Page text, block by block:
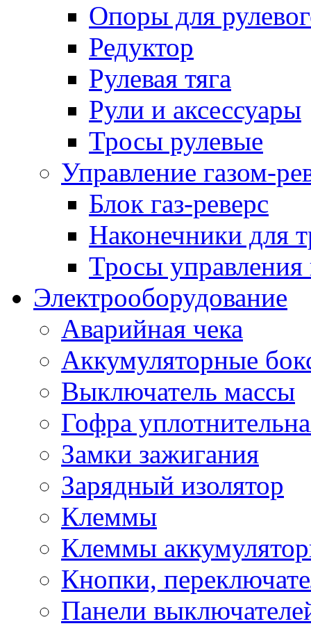
Опоры для
Редуктор
Рулевая тяга
Рули и аксессуары
Тросы рулевые
Управление газом-
Блок газ-реверс
Наконечники для
Тросы управления
Электрооборудование
Аварийная чека
Аккумуляторные
Выключатель массы
Гофра
Замки зажигания
Зарядный изолятор
Клеммы
Клеммы
Кнопки,
Панели